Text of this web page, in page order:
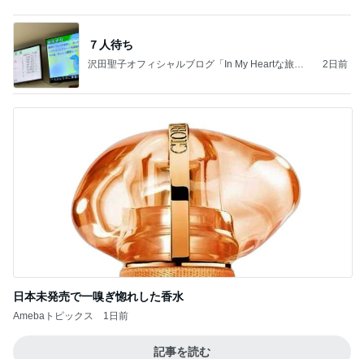
７人待ち
沢田聖子オフィシャルブログ「In My Heartな旅日
2日前
日本未発売で一嗅ぎ惚れした香水
Amebaトピックス 1日前
記事を読む